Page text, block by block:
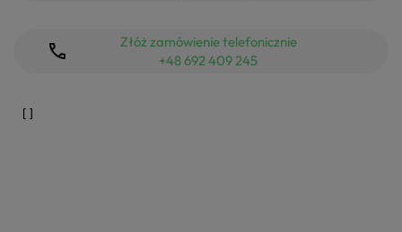
Złóż zamówienie telefonicznie
+48 692 409 245